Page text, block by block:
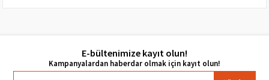
E-bültenimize kayıt olun!